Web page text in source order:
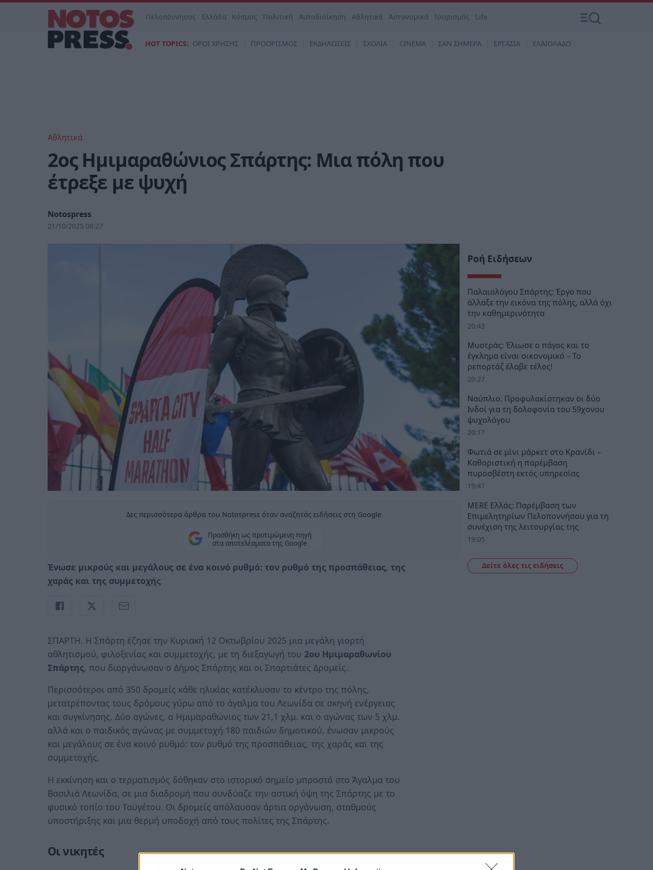
Πελοπόννησος Ελλάδα Κόσμος Πολιτική Αυτοδιοίκηση Αθλητικά Αστυνομικά Τουρισμός Life
HOT TOPICS: ΟΡΟΙ ΧΡΗΣΗΣ ΠΡΟΟΡΙΣΜΟΣ ΕΚΔΗΛΩΣΕΙΣ ΣΧΟΛΙΑ CINEMA ΣΑΝ ΣΗΜΕΡΑ ΕΡΓΑΣΙΑ ΕΛΑΙΟΛΑΔΟ
Αθλητικά
2ος Ημιμαραθώνιος Σπάρτης: Μια πόλη που
έτρεξε με ψυχή
Notospress
21/10/2025 08:27
Δες περισσότερα άρθρα του Notospress όταν αναζητάς ειδήσεις στη Google
Προσθήκη ως προτιμώμενη πηγή
στα αποτελέσματα της Google
Ένωσε μικρούς και μεγάλους σε ένα κοινό ρυθμό: τον ρυθμό της προσπάθειας, της
χαράς και της συμμετοχής
ΣΠΑΡΤΗ. Η Σπάρτη έζησε την Κυριακή 12 Οκτωβρίου 2025 μια μεγάλη γιορτή
αθλητισμού, φιλοξενίας και συμμετοχής, με τη διεξαγωγή του 2ου Ημιμαραθωνίου
Σπάρτης, που διοργάνωσαν ο Δήμος Σπάρτης και οι Σπαρτιάτες Δρομείς.
Περισσότεροι από 350 δρομείς κάθε ηλικίας κατέκλυσαν το κέντρο της πόλης,
μετατρέποντας τους δρόμους γύρω από το άγαλμα του Λεωνίδα σε σκηνή ενέργειας
και συγκίνησης. Δύο αγώνες, ο Ημιμαραθώνιος των 21,1 χλμ. και ο αγώνας των 5 χλμ.
αλλά και ο παιδικός αγώνας με συμμετοχή 180 παιδιών δημοτικού, ένωσαν μικρούς
και μεγάλους σε ένα κοινό ρυθμό: τον ρυθμό της προσπάθειας, της χαράς και της
συμμετοχής.
Η εκκίνηση και ο τερματισμός δόθηκαν στο ιστορικό σημείο μπροστά στο Άγαλμα του
Βασιλιά Λεωνίδα, σε μια διαδρομή που συνδύαζε την αστική όψη της Σπάρτης με το
φυσικό τοπίο του Ταϋγέτου. Οι δρομείς απόλαυσαν άρτια οργάνωση, σταθμούς
υποστήριξης και μια θερμή υποδοχή από τους πολίτες της Σπάρτης.
Οι νικητές
Ροή Ειδήσεων
Παλαιολόγου Σπάρτης: Έργο που
άλλαξε την εικόνα της πόλης, αλλά όχι
την καθημερινότητα
20:43
Μυστράς: Έλιωσε ο πάγος και το
έγκλημα είναι οικονομικό – Το
ρεπορτάζ έλαβε τέλος!
20:27
Ναύπλιο: Προφυλακίστηκαν οι δύο
Ινδοί για τη δολοφονία του 59χονου
ψυχολόγου
20:17
Φωτιά σε μίνι μάρκετ στο Κρανίδι –
Καθοριστική η παρέμβαση
πυροσβέστη εκτός υπηρεσίας
19:47
MERE Ελλάς: Παρέμβαση των
Επιμελητηρίων Πελοποννήσου για τη
συνέχιση της λειτουργίας της
19:05
Δείτε όλες τις ειδήσεις